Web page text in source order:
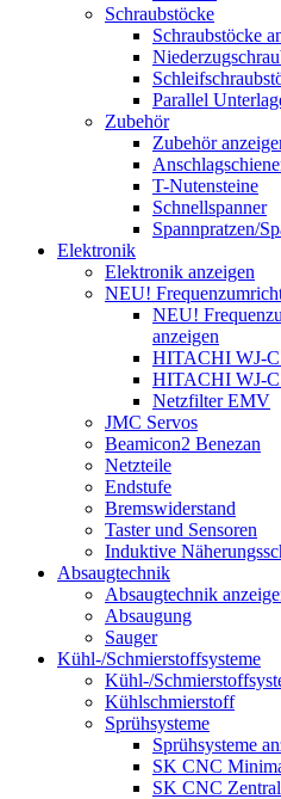
Schraubstöcke
Schraubstöcke
Parallel
Zubehör
Zubehör
T-Nutensteine
Schnellspanner
Spannpratzen/
Elektronik
Elektronik anzeigen
NEU!
NEU!
anzeigen
HITACHI WJ-
HITACHI WJ-
Netzfilter EMV
JMC Servos
Beamicon2 Benezan
Netzteile
Endstufe
Bremswiderstand
Taster und Sensoren
Induktive
Absaugtechnik
Absaugtechnik
Absaugung
Sauger
Kühl-/Schmierstoffsysteme
Kühl-/
Kühlschmierstoff
Sprühsysteme
Sprühsysteme
SK CNC
SK CNC